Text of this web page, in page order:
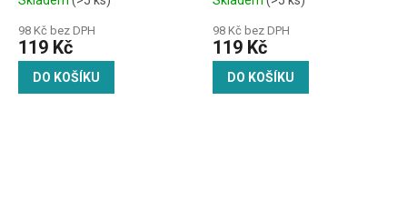
98 Kč bez DPH
119 Kč
DO KOŠÍKU
98 Kč bez DPH
119 Kč
DO KOŠÍKU